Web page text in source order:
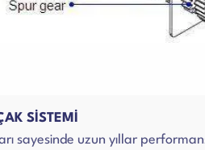
SİSTEMİ
sayesinde uzun yıllar